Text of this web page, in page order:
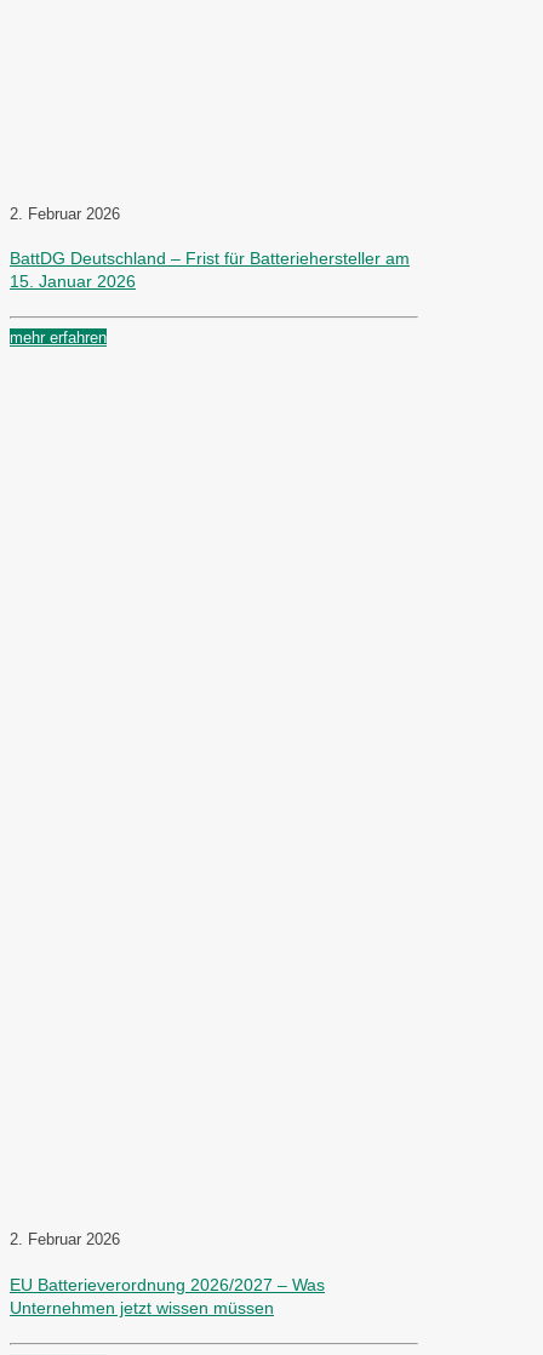
2. Februar 2026
BattDG Deutschland – Frist für Batteriehersteller am
15. Januar 2026
mehr erfahren
2. Februar 2026
EU Batterieverordnung 2026/2027 – Was
Unternehmen jetzt wissen müssen